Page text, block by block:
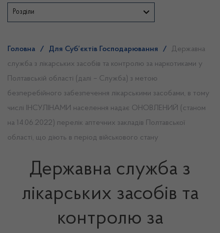
Розділи
Головна / Для Суб’єктів Господарювання /
Державна
служба з лікарських засобів та контролю за наркотиками у
Полтавській області (далі – Служба) з метою
безперебійного забезпечення лікарськими засобами, в тому
числі ІНСУЛІНАМИ населення надає ОНОВЛЕНИЙ (станом
на 14.06.2022) перелік аптечних закладів Полтавської
області, що діють в період військового стану
Державна служба з
лікарських засобів та
контролю за